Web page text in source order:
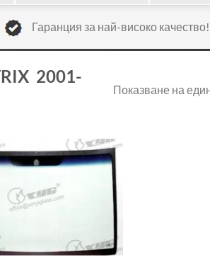
Гаранция за най-високо качество!
2001-
Показване на